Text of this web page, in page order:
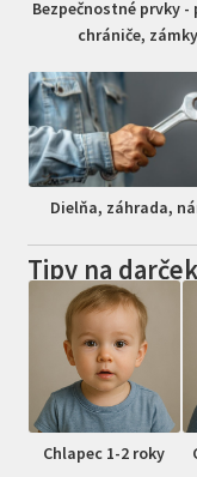
Bezpečnostné prvky -
chrániče,
Dielňa, záhrada,
Tipy na
Chlapec 1-2 roky